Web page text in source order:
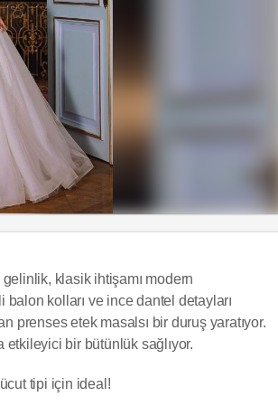
klasik ihtişamı modern
kolları ve ince dantel detayları
prenses etek masalsı bir duruş yaratıyor.
etkileyici bir bütünlük sağlıyor.
tipi için ideal!